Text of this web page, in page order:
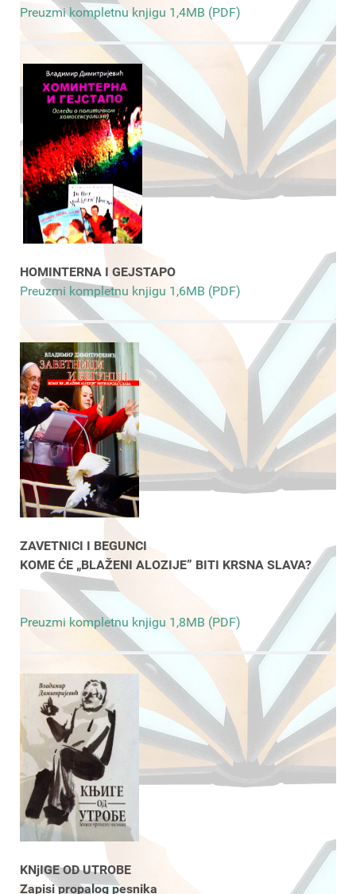
Preuzmi kompletnu knjigu 1,4MB (PDF)
HOMINTERNA I GEJSTAPO
Preuzmi kompletnu knjigu 1,6MB (PDF)
ZAVETNICI I BEGUNCI
KOME ĆE „BLAŽENI ALOZIJE” BITI KRSNA SLAVA?
Preuzmi kompletnu knjigu 1,8MB (PDF)
KNjIGE OD UTROBE
Zapisi propalog pesnika